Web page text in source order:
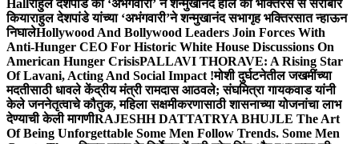
Hallराहुल देशपांडे की ‘अभंगवारी’ ने शन्मुखानंद हॉल को भक्तिरस से सराबोर
कियाराहुल देशपांडे यांच्या ‘अभंगवारी’ने शन्मुखानंद सभागृह भक्तिरसात न्हाऊन
निघालेHollywood And Bollywood Leaders Join Forces With
Anti-Hunger CEO For Historic White House Discussions On
American Hunger CrisisPALLAVI THORAVE: A Rising Star
Of Lavani, Acting And Social Impact !मोशी दुर्घटनेतील जखमींच्या
मदतीसाठी धावले केंद्रीय मंत्री रामदास आठवले; संघमित्रा गायकवाड यांनी
केले जननेतृत्वाचे कौतुक, महिला सक्षमीकरणासाठी शासनाच्या योजनांचा लाभ
देण्याची केली मागणीRAJESHH DATTATRYA BHUJLE The Art
Of Being Unforgettable Some Men Follow Trends. Some Men